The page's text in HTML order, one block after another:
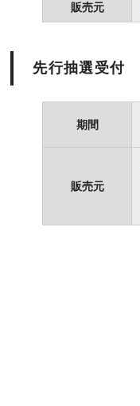
販売元
先行抽選受付
期間
販売元